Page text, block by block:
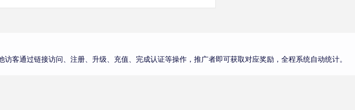
客通过链接访问、注册、升级、充值、完成认证等操作，推广者即可获取对应奖励，全程系统自动统计。